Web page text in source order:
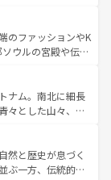
ーフィンやダイ
きにはたまらな
に味わいつくそ
ど、都市の喧騒
人に新しい発見と
台湾の食文化も魅
ティ豊かな料理
コンテンツ一覧を参
のファッションやK
ウルの宮殿や伝統
を楽しむことが
ストリートフード
。夜には、韓国な
を心ゆくまで味
韓国情報はコンテンツ一
ナム。南北に細長
々とした山々、世
古い町並みやホ
、独特の雰囲気を
かさとおいしさで
然と歴史が息づく
ぶ一方、伝統的な